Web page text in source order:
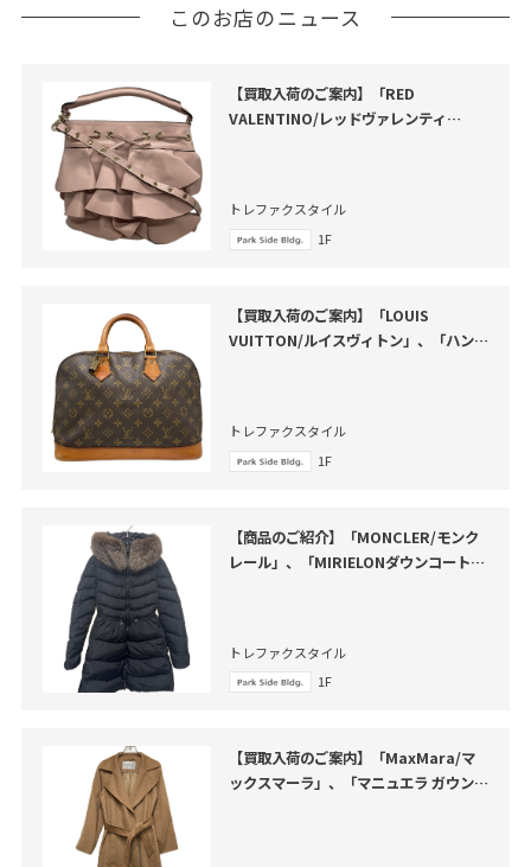
このお店のニュース
【買取入荷のご案内】「RED
VALENTINO/レッドヴァレンティ
トレファクスタイル
1F
【買取入荷のご案内】「LOUIS
VUITTON/ルイスヴィトン」、「ハンド
トレファクスタイル
1F
【商品のご紹介】「MONCLER/モンク
レール」、「MIRIELONダウンコート」
トレファクスタイル
1F
【買取入荷のご案内】「MaxMara/マ
ックスマーラ」、「マニュエラ ガウンコ